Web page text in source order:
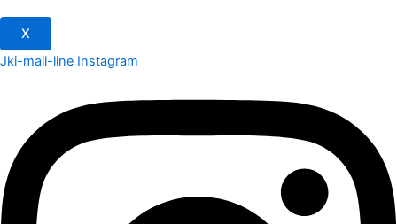
X
Jki-mail-line Instagram